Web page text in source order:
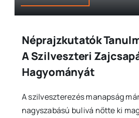
Néprajzkutatók
A Szilveszteri
Hagyományát
A szilveszterezés manapság
nagyszabású bulivá nőtte ki